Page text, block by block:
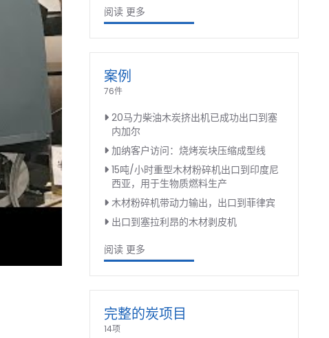
阅读 更多
案例
76件
20马力柴油木炭挤出机已成功出口到塞
内加尔
加纳客户访问：烧烤炭块压缩成型线
15吨/小时重型木材粉碎机出口到印度尼
西亚，用于生物质燃料生产
木材粉碎机带动力输出，出口到菲律宾
出口到塞拉利昂的木材剥皮机
阅读 更多
完整的炭项目
14项